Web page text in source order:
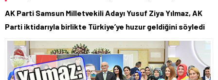
55,0748
AK Parti Samsun Milletvekili Adayı Yusuf Ziya Yılmaz, AK
Parti iktidarıyla birlikte Türkiye’ye huzur geldiğini söyledi